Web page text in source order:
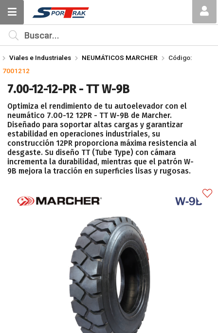
Compartir por email
Enviar
MI COMPRA
Viales e Industriales NEUMÁTICOS MARCHER
Código:
7001212
7.00-12-12-PR - TT W-9B
Optimiza el rendimiento de tu autoelevador con el
neumático 7.00-12 12PR - TT W-9B de Marcher.
Diseñado para soportar altas cargas y garantizar
estabilidad en operaciones industriales, su
construcción 12PR proporciona máxima resistencia al
desgaste. Su diseño TT (Tube Type) con cámara
incrementa la durabilidad, mientras que el patrón W-
9B mejora la tracción en superficies lisas y rugosas.